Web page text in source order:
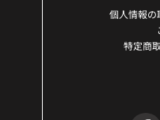
個人情報の
特定商